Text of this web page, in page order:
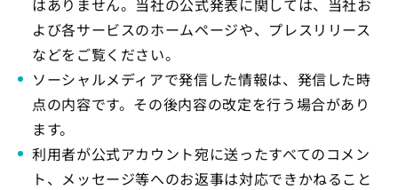
はありません。当社の公式発表に関しては、当社お
よび各サービスのホームページや、プレスリリース
などをご覧ください。
ソーシャルメディアで発信した情報は、発信した時
点の内容です。その後内容の改定を行う場合があり
ます。
利用者が公式アカウント宛に送ったすべてのコメン
ト、メッセージ等へのお返事は対応できかねること